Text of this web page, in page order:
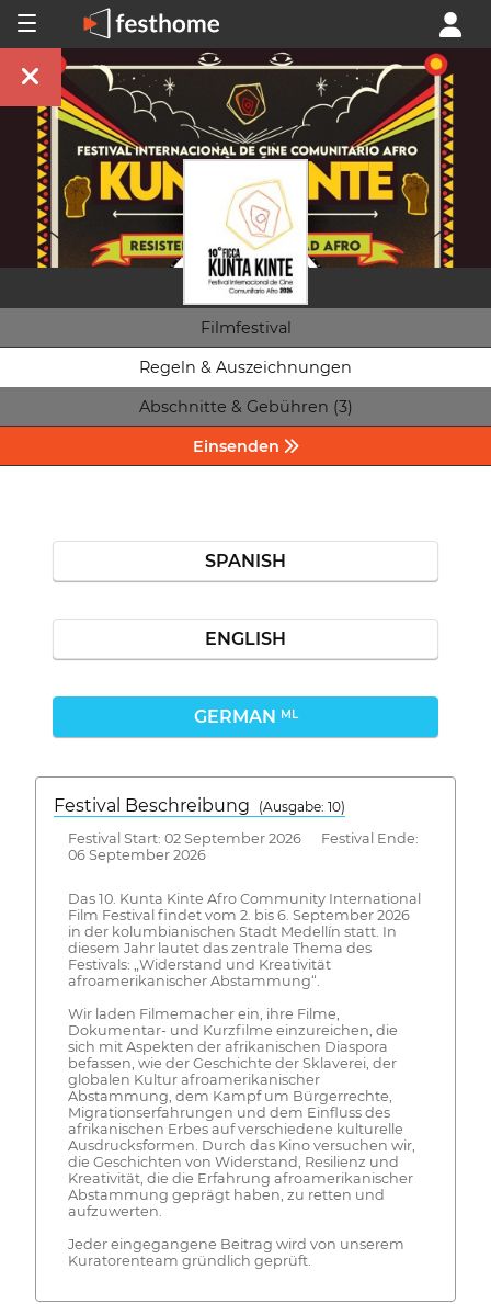
Filmfestival
Regeln & Auszeichnungen
Abschnitte & Gebühren (3)
Einsenden
SPANISH
ENGLISH
GERMAN ML
Festival Beschreibung
(Ausgabe: 10)
Festival Start: 02 September 2026 Festival Ende:
06 September 2026
Das 10. Kunta Kinte Afro Community International
Film Festival findet vom 2. bis 6. September 2026
in der kolumbianischen Stadt Medellín statt. In
diesem Jahr lautet das zentrale Thema des
Festivals: „Widerstand und Kreativität
afroamerikanischer Abstammung“.
Wir laden Filmemacher ein, ihre Filme,
Dokumentar- und Kurzfilme einzureichen, die
sich mit Aspekten der afrikanischen Diaspora
befassen, wie der Geschichte der Sklaverei, der
globalen Kultur afroamerikanischer
Abstammung, dem Kampf um Bürgerrechte,
Migrationserfahrungen und dem Einfluss des
afrikanischen Erbes auf verschiedene kulturelle
Ausdrucksformen. Durch das Kino versuchen wir,
die Geschichten von Widerstand, Resilienz und
Kreativität, die die Erfahrung afroamerikanischer
Abstammung geprägt haben, zu retten und
aufzuwerten.
Jeder eingegangene Beitrag wird von unserem
Kuratorenteam gründlich geprüft.